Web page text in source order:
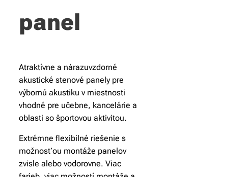
panel
Atraktívne a nárazuvzdorné
akustické stenové panely pre
výbornú akustiku v miestnosti
vhodné pre učebne, kancelárie a
oblasti so športovou aktivitou.
Extrémne flexibilné riešenie s
možnosťou montáže panelov
zvisle alebo vodorovne. Viac